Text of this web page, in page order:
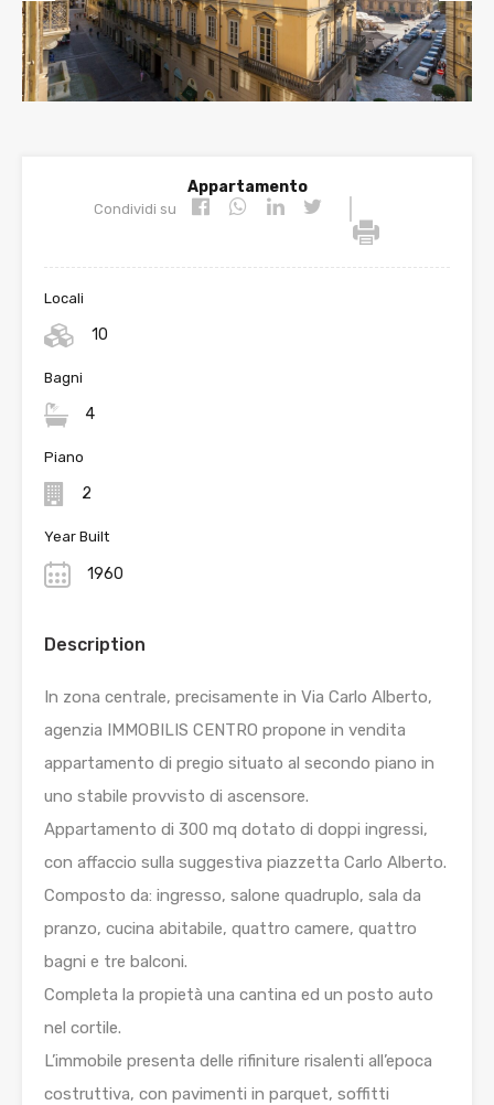
Prev
ious
Nex
t
Appartamento
Condividi su
Locali
10
Bagni
4
Piano
2
Year Built
1960
Description
In zona centrale, precisamente in Via Carlo Alberto,
agenzia IMMOBILIS CENTRO propone in vendita
appartamento di pregio situato al secondo piano in
uno stabile provvisto di ascensore.
Appartamento di 300 mq dotato di doppi ingressi,
con affaccio sulla suggestiva piazzetta Carlo Alberto.
Composto da: ingresso, salone quadruplo, sala da
pranzo, cucina abitabile, quattro camere, quattro
bagni e tre balconi.
Completa la propietà una cantina ed un posto auto
nel cortile.
L’immobile presenta delle rifiniture risalenti all’epoca
costruttiva, con pavimenti in parquet, soffitti